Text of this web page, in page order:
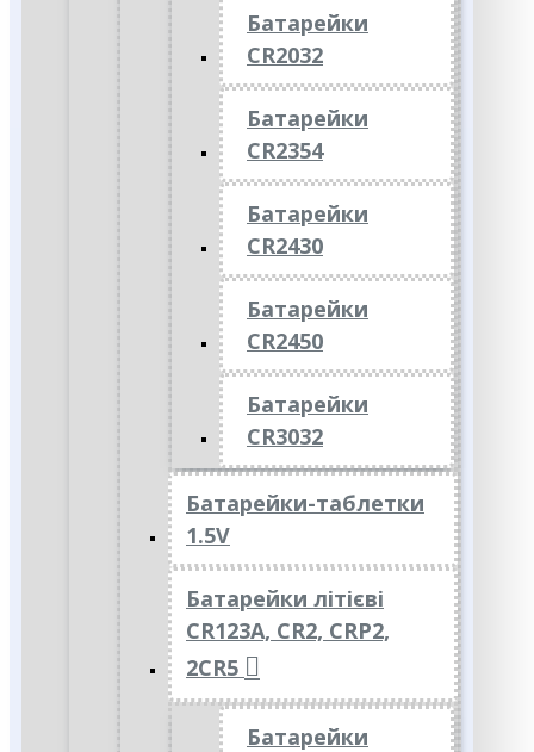
Батарейки
CR2032
Батарейки
CR2354
Батарейки
CR2430
Батарейки
CR2450
Батарейки
CR3032
Батарейки-таблетки
1.5V
Батарейки літієві
CR123A, CR2, CRP2,
2CR5
Батарейки